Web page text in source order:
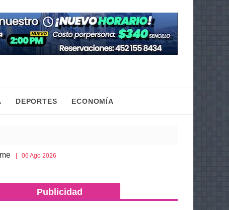
DEPORTES ECONOMÍA
2026 Cobaem ofrece bachillerato sabatino para mayores
Publicidad